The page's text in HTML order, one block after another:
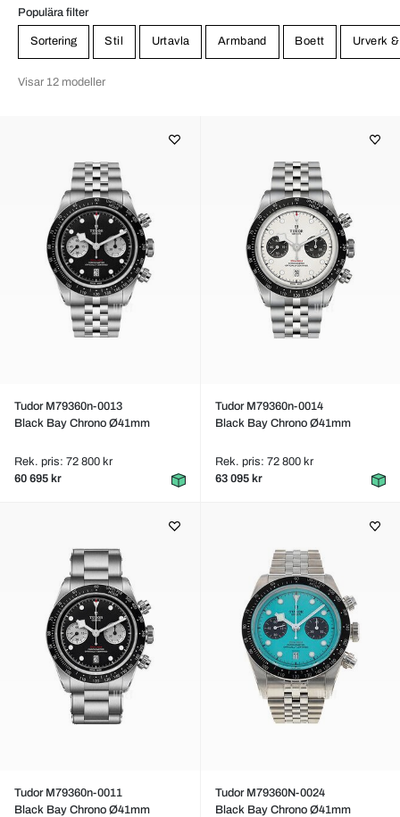
Populära filter
Sortering Stil Urtavla Armband Boett Urverk
Visar 12 modeller
Tudor M79360n-0013
Black Bay Chrono Ø41mm
Rek. pris: 72 800 kr
60 695 kr
Tudor M79360n-0014
Black Bay Chrono Ø41mm
Rek. pris: 72 800 kr
63 095 kr
Tudor M79360n-0011
Black Bay Chrono Ø41mm
Tudor M79360N-0024
Black Bay Chrono Ø41mm